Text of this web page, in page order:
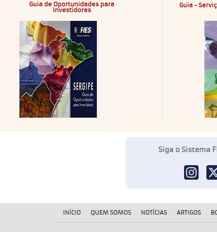
Guia de Oportunidades para
Investidores
Guia -
Siga o Sistema
INÍCIO QUEM SOMOS NOTÍCIAS ARTIGOS